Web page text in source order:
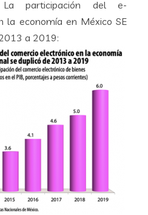
La participación del e-
la economía en México SE
a 2019: